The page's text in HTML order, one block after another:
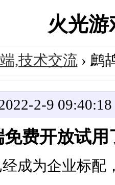
火光
,技术交流› 鹧
2-9 09:40:18
费开放试用
成为企业标